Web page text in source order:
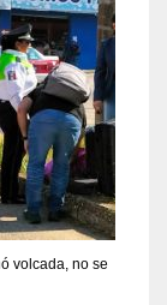
volcada, no se